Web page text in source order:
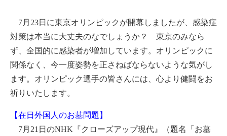
7月23日に東京オリンピックが開幕しましたが、感染症
対策は本当に大丈夫のなでしょうか？ 東京のみなら
ず、全国的に感染者が増加しています。オリンピックに
関係なく、今一度姿勢を正さねばならないような気がし
ます。オリンピック選手の皆さんには、心より健闘をお
祈りいたします。
【在日外国人のお墓問題】
7月21日のNHK『クローズアップ現代』（題名「お墓